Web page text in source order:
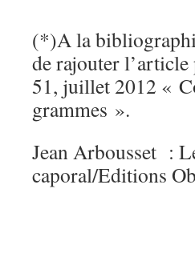
(*)A la
de rajouter
51, juillet 2012 «
grammes ».
Jean Arbousset :
caporal/Editions